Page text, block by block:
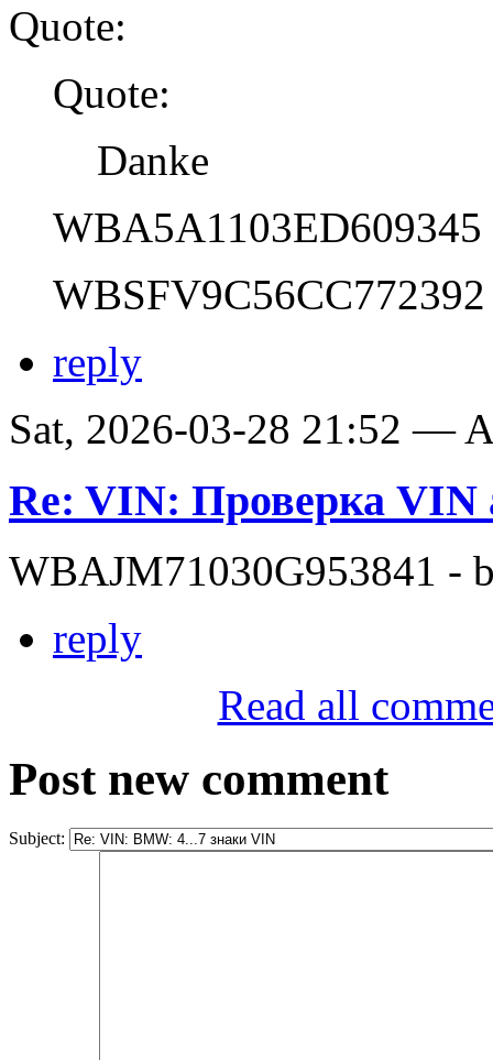
Quote:
Quote:
Danke
WBA5A1103ED609345
WBSFV9C56CC772392
reply
Sat, 2026-03-28 21:52 —
Re: VIN: Проверка VIN
WBAJM71030G953841 -
reply
Read all
Post new comment
Subject: